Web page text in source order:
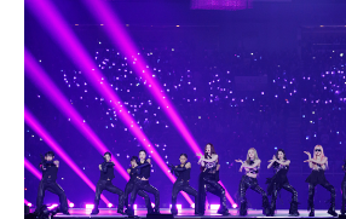
(C) CJ ENM Co., Ltd, All Rights Reserved